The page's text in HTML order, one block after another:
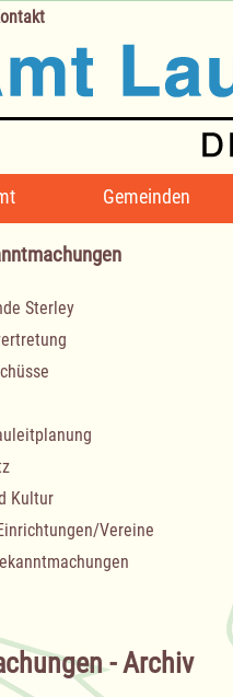
Gemeinden
Sterley
Kultur
Vereine
- Archiv